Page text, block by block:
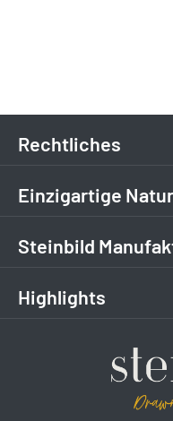
Rechtliches
Einzigartige
Steinbild
Highlights